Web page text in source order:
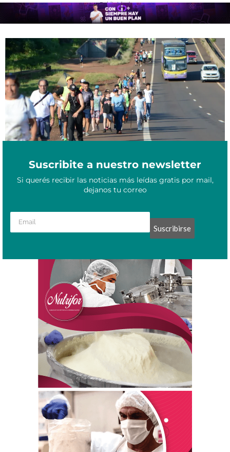
- Publicidad -
Indignación en Misiones: Vialidad Nacional exigió $500 mil para
permitir una peregrinación religiosa
Noviembre 19, 2025
Suscribite a nuestro newsletter
Si querés recibir las noticias más leídas gratis por mail,
dejanos tu correo
Suscribirse